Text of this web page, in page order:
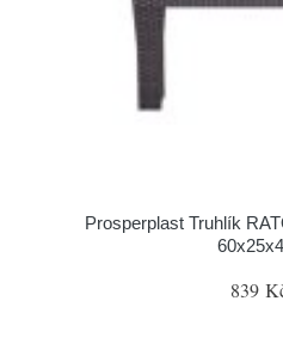
Prosperplast Truhlík
839